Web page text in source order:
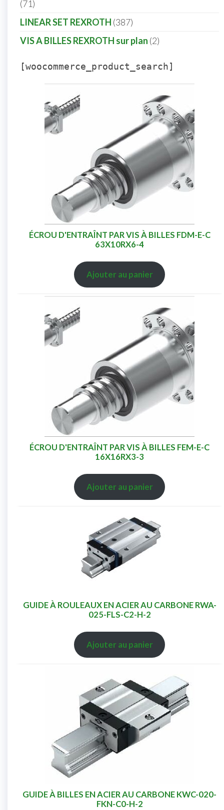
71
LINEAR SET REXROTH 387
VIS A BILLES REXROTH sur plan 2
[woocommerce_product_search]
ÉCROU D'ENTRAÎNT PAR VIS À BILLES FDM-E-C
63X10RX6-4
Ajouter au panier
ÉCROU D'ENTRAÎNT PAR VIS À BILLES FEM-E-C
16X16RX3-3
Ajouter au panier
GUIDE À ROULEAUX EN ACIER AU CARBONE RWA-
025-FLS-C2-H-2
Ajouter au panier
GUIDE À BILLES EN ACIER AU CARBONE KWC-020-
FKN-C0-H-2